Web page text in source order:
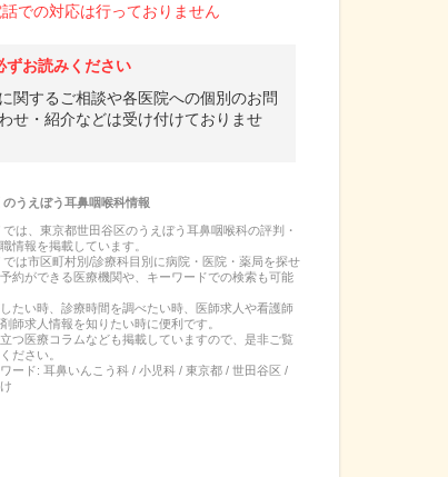
での対応は行っておりません
ずお読みください
関するご相談や各医院への個別のお問
せ・紹介などは受け付けておりませ
のうえぼう耳鼻咽喉科情報
は、 東京都世田谷区のうえぼう耳鼻咽喉科の評判・
情報を掲載しています。
では市区町村別/診療科目別に病院・医院・薬局を探せ
約ができる医療機関や、キーワードでの検索も可能
たい時、診療時間を調べたい時、医師求人や看護師
師求人情報を知りたい時に便利です。
つ医療コラムなども掲載していますので、是非ご覧
ださい。
ード: 耳鼻いんこう科 / 小児科 / 東京都 / 世田谷区 /